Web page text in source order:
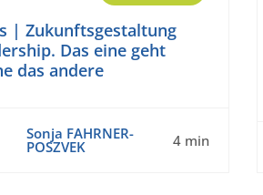
| Zukunftsgestaltung
Das eine geht
das andere
Sonja FAHRNER-
POSZVEK 4 min